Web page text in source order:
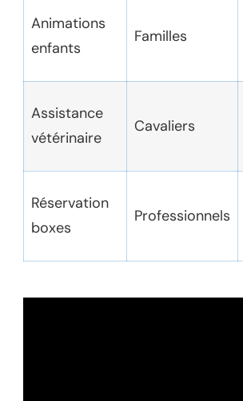
Animations
enfants
Familles
Assistance
vétérinaire
Cavaliers
Réservation
boxes
Professionnels